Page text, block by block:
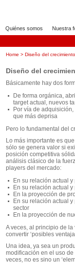
Quiénes somos Nuestra
Home > Diseño del crecimiento
Diseño del
Básicamente hay dos
De forma orgánica,
target actual, nuevos
Por vía de
que más deprisa
Pero lo fundamental del
Lo más importante es
sólo se genera valor si
posición competitiva
análisis clásico de la
players del mercado:
En su relación actual
En su relación actual
En la proyección de
En su relación actual
sector
En la proyección de
A veces, al principio de
convertir ‘posibles
Una idea, ya sea un
modificación en el uso
veces, no es sino un